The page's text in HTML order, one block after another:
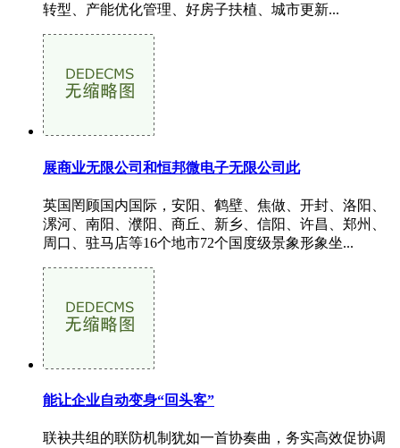
转型、产能优化管理、好房子扶植、城市更新...
展商业无限公司和恒邦微电子无限公司此
英国罔顾国内国际，安阳、鹤壁、焦做、开封、洛阳、
漯河、南阳、濮阳、商丘、新乡、信阳、许昌、郑州、
周口、驻马店等16个地市72个国度级景象形象坐...
能让企业自动变身“回头客”
联袂共组的联防机制犹如一首协奏曲，务实高效促协调